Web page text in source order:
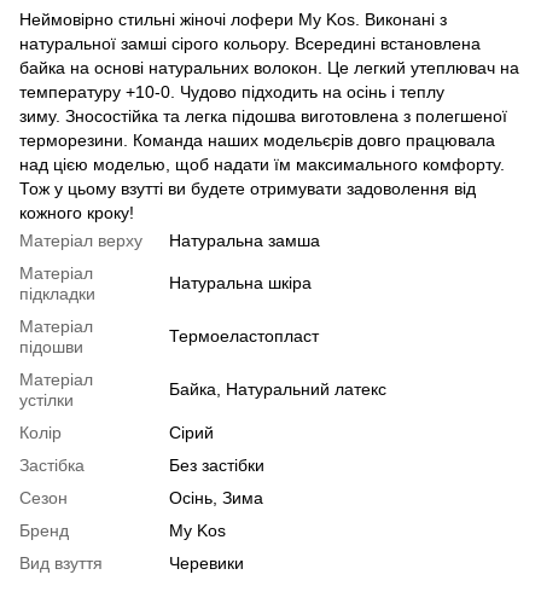
Неймовірно стильні жіночі лофери My Kos. Виконані з
натуральної замші сірого кольору. Всередині встановлена
байка на основі натуральних волокон. Це легкий утеплювач на
температуру +10-0. Чудово підходить на осінь і теплу
зиму. Зносостійка та легка підошва виготовлена з полегшеної
терморезини. Команда наших модельєрів довго працювала
над цією моделью, щоб надати їм максимального комфорту.
Тож у цьому взутті ви будете отримувати задоволення від
кожного кроку!
Матеріал верху
Натуральна замша
Матеріал
підкладки
Натуральна шкіра
Матеріал
підошви
Термоеластопласт
Матеріал
устілки
Байка, Натуральний латекс
Колір
Сірий
Застібка
Без застібки
Сезон
Осінь, Зима
Бренд
My Kos
Вид взуття
Черевики